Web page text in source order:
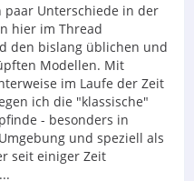
paar Unterschiede in der
hier im Thread
den bislang üblichen und
Modellen. Mit
im Laufe der Zeit
ich die "klassische"
- besonders in
und speziell als
seit einiger Zeit